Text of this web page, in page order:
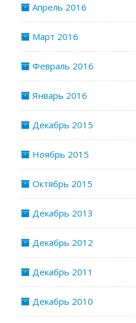
Апрель 2016
Март 2016
Февраль 2016
Январь 2016
Декабрь 2015
Ноябрь 2015
Октябрь 2015
Декабрь 2013
Декабрь 2012
Декабрь 2011
Декабрь 2010